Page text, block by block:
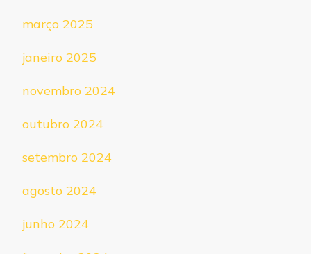
março 2025
janeiro 2025
novembro 2024
outubro 2024
setembro 2024
agosto 2024
junho 2024